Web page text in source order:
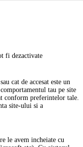
fi dezactivate
cat de accesat este un
tau pe site
conform preferintelor tale.
site-ului si a
le avem incheiate cu